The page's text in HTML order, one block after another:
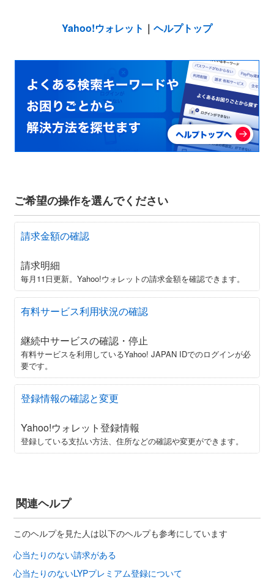
Yahoo!ウォレット ｜ ヘルプトップ
ご希望の操作を選んでください
請求金額の確認
請求明細
毎月11日更新。Yahoo!ウォレットの請求金額を確認できます。
有料サービス利用状況の確認
継続中サービスの確認・停止
有料サービスを利用しているYahoo! JAPAN IDでのログインが必
要です。
登録情報の確認と変更
Yahoo!ウォレット登録情報
登録している支払い方法、住所などの確認や変更ができます。
関連ヘルプ
このヘルプを見た人は以下のヘルプも参考にしています
心当たりのない請求がある
心当たりのないLYPプレミアム登録について